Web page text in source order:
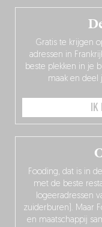
Fooding, dat is in
met de beste
logeeradressen
zuiderburen). Maar
en maatschappij
Gratis te krijgen
adressen in
beste plekken in je
maak en deel
IK